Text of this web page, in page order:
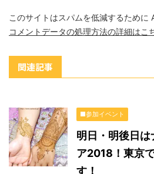
このサイトはスパムを低減するために
コメントデータの処理方法の詳細はこ
関連記事
■参加イベント
明日・明後日
ア2018！東京
す！